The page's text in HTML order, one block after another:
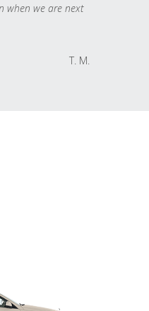
when we are next
T. M.